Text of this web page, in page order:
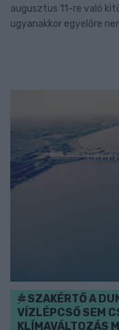
augusztus 11-re való
ugyanakkor egyelőre
SZAKÉRTŐ A
VÍZLÉPCSŐ SEM
KLÍMAVÁLTOZÁS